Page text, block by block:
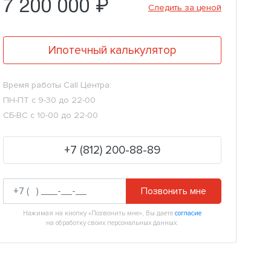
7 200 000 ₽ Следить за ценой
Ипотечный калькулятор
Время работы Call Центра:
ПН-ПТ с 9-30 до 22-00
СБ-ВС с 10-00 до 22-00
+7 (812) 200-88-89
Позвонить мне
Нажимая на кнопку «Позвонить мне», Вы даете согласие
на обработку своих персональных данных.